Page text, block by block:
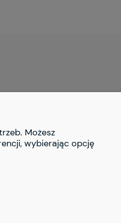
Możesz
wybierając opcję